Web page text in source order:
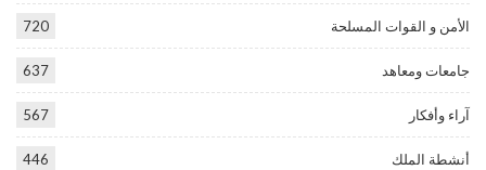
الأمن و القوات المسلحة 720
جامعات ومعاهد 637
آراء وأفكار 567
أنشطة الملك 446